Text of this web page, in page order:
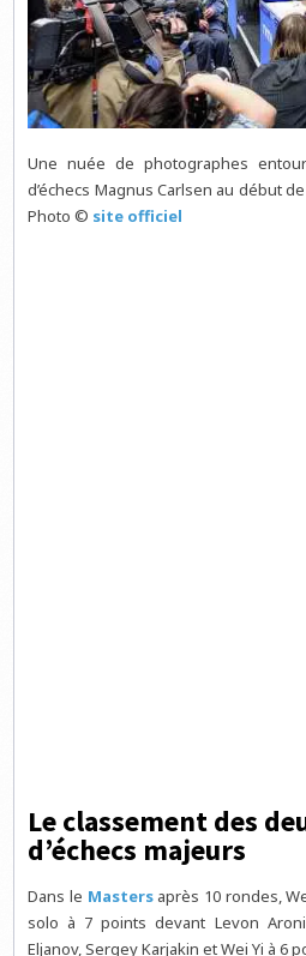
Une nuée de photographes
d’échecs Magnus Carlsen au début
Photo © site officiel
Le classement des
d’échecs majeurs
Dans le Mastersaprès 10 rondes,
solo à 7 points devant Levon
Eljanov, Sergey Karjakin et Wei Yi à 6